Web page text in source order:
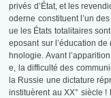
privés d’État, et les
oderne constituent l’un
ue les États totalitaires
eposant sur l’éducation
hnologie. Avant
e, la difficulté des
la Russie une dictature
instituèrent au XX° siècle